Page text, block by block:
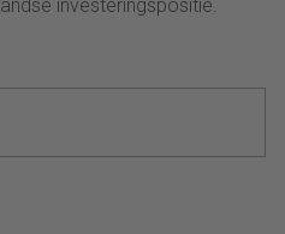
investeringspositie.